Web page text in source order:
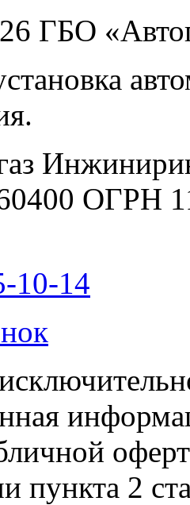
ГБО
ОГРН
10-14
пункта 2